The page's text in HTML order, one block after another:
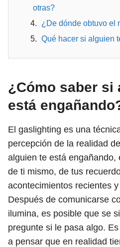
otras?
¿De dónde obtuvo el
Qué hacer si alguien
¿Cómo saber si
está
El gaslighting es una
percepción de la realidad
alguien te está engañando,
de ti mismo, de tus
acontecimientos recientes
Después de comunicarse
ilumina, es posible que se
pregunte si le pasa algo.
a pensar que en realidad